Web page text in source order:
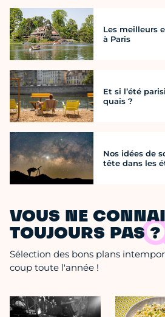
Les meilleurs
à Paris
Et si l’été
quais ?
Nos idées de
tête dans les
VOUS NE
TOUJOURS PAS ?
Sélection des bons plans
coup toute l'année !